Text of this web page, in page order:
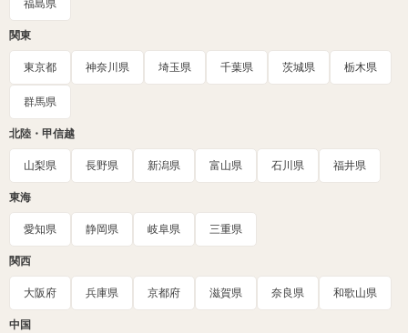
福島県
関東
東京都 神奈川県 埼玉県 千葉県 茨城県 栃木県
群馬県
北陸・甲信越
山梨県 長野県 新潟県 富山県 石川県 福井県
東海
愛知県 静岡県 岐阜県 三重県
関西
大阪府 兵庫県 京都府 滋賀県 奈良県 和歌山県
中国